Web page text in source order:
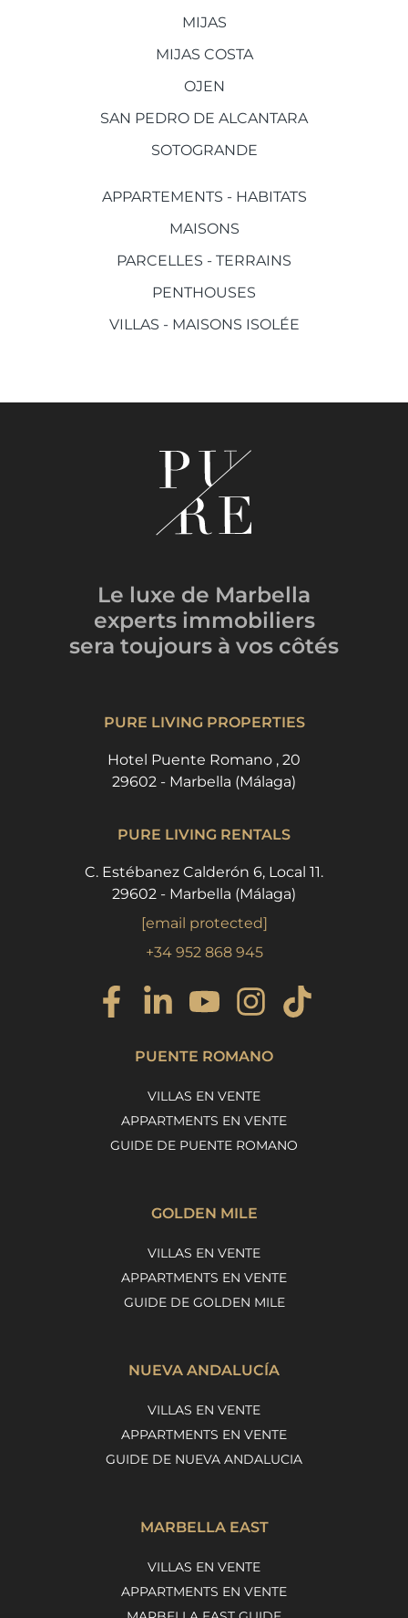
MIJAS
MIJAS COSTA
OJEN
SAN PEDRO DE ALCANTARA
SOTOGRANDE
APPARTEMENTS - HABITATS
MAISONS
PARCELLES - TERRAINS
PENTHOUSES
VILLAS - MAISONS ISOLÉE
Le luxe de Marbella
experts immobiliers
sera toujours à vos côtés
PURE LIVING PROPERTIES
Hotel Puente Romano , 20
29602 - Marbella (Málaga)
PURE LIVING RENTALS
C. Estébanez Calderón 6, Local 11.
29602 - Marbella (Málaga)
[email protected]
+34 952 868 945
PUENTE ROMANO
VILLAS EN VENTE
APPARTMENTS EN VENTE
GUIDE DE PUENTE ROMANO
GOLDEN MILE
VILLAS EN VENTE
APPARTMENTS EN VENTE
GUIDE DE GOLDEN MILE
NUEVA ANDALUCÍA
VILLAS EN VENTE
APPARTMENTS EN VENTE
GUIDE DE NUEVA ANDALUCIA
MARBELLA EAST
VILLAS EN VENTE
APPARTMENTS EN VENTE